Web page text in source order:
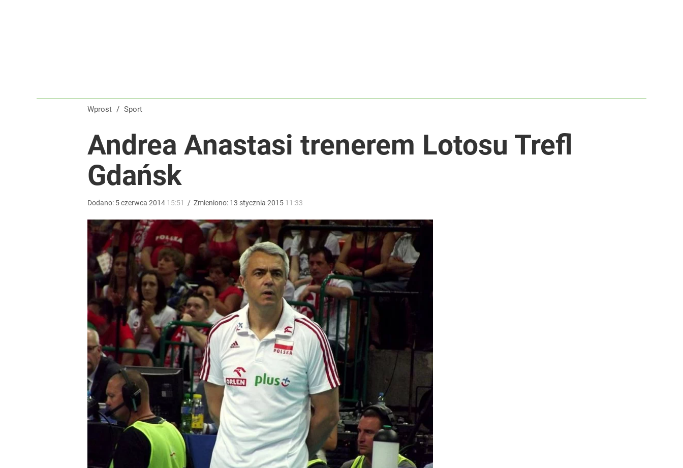
1
Wprost / Sport
Andrea Anastasi trenerem Lotosu Trefl
Gdańsk
Dodano: 5czerwca 2014 15:51 / Zmieniono: 13 stycznia 2015 11:33